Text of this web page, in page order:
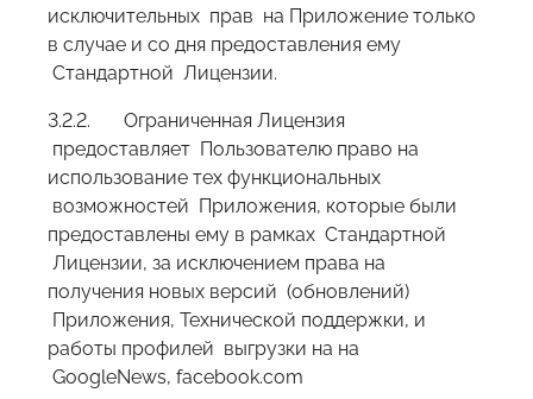
исключительных прав на Приложение только
в случае и со дня предоставления ему
Стандартной Лицензии.
3.2.2. Ограниченная Лицензия
предоставляет Пользователю право на
использование тех функциональных
возможностей Приложения, которые были
предоставлены ему в рамках Стандартной
Лицензии, за исключением права на
получения новых версий (обновлений)
Приложения, Технической поддержки, и
работы профилей выгрузки на на
GoogleNews, facebook.com